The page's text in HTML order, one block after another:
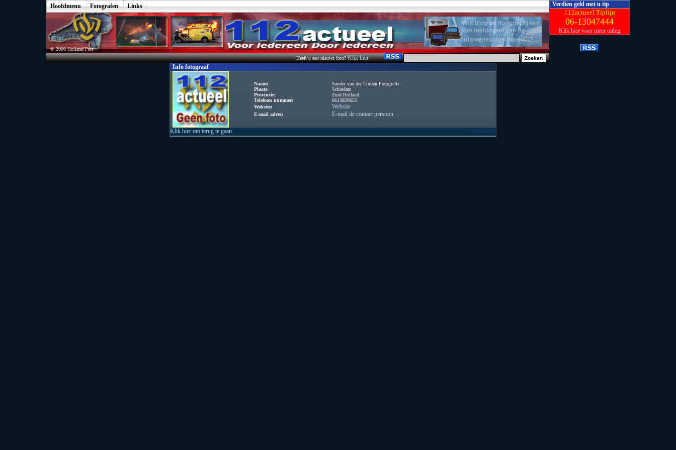
Hoofdmenu Fotografen Links
© 2006 Holland Pers
Heeft u een nieuws foto?Klik hier
Info fotograaf
Naam:
Sander van der Linden Fotografie
Plaats:
Schiedam
Provincie:
Zuid Holland
Telefoon nummer:
0613839655
Website:
Website
E-mail adres: E-mail de contact persoon
Klik hier om terug te gaan. 112actueel.nl
Verdien geld met u tip
112actueel Tiplijn
06-13047444
Klik hier voor meer uitleg